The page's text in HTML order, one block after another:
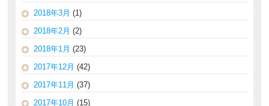
2018年3月 (1)
2018年2月 (2)
2018年1月 (23)
2017年12月 (42)
2017年11月 (37)
2017年10月 (15)